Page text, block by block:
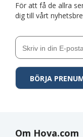
För att få de allra
dig till vårt
Om Hova.com